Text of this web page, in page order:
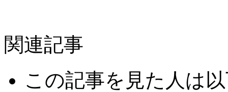
関連記事
この記事を見た人は